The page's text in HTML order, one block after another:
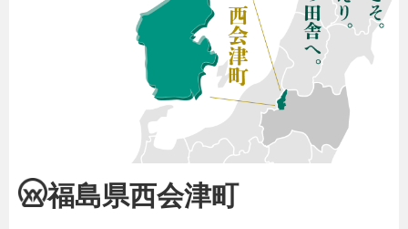
福島県西会津町